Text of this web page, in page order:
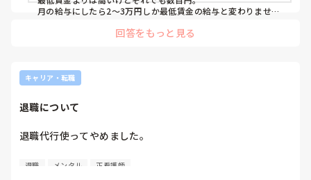
月の給与にしたら2〜3万円しか最低賃金の給与と変わりませ
その上、一生勉強自己研鑽が大事、人の命を預かってる責任の
ら困るのは社会全体なのに、私たちの職を守るためには社会保
障費使ってくれない。
育てながら、この国の少子高齢化という社会問題に向き合って
つい私も愚痴ってしまいました。
毎日同じ気持ちを持ちながらも、働かないと食ってけないし、
言い聞かせてます。
回答をもっと見る
キャリア・転職
退職について
退職代行使ってやめました。
新卒1年目看護師です。
退職 メンタル 正看護師